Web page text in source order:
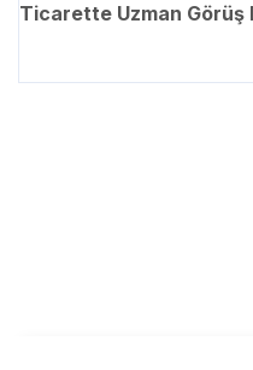
Ticarette Uzman Görüş